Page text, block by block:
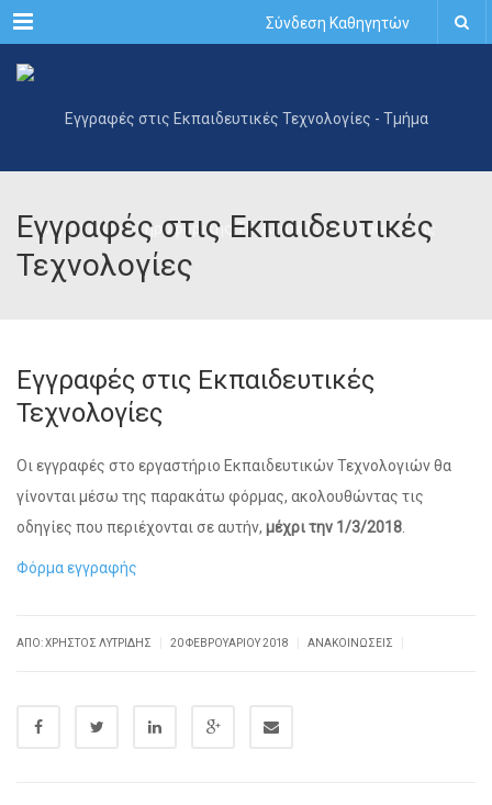
Menu Σύνδεση Καθηγητών
Εγγραφές στις Εκπαιδευτικές
Τεχνολογίες
Εγγραφές στις Εκπαιδευτικές
Τεχνολογίες
Οι εγγραφές στο εργαστήριο Εκπαιδευτικών Τεχνολογιών θα
γίνονται μέσω της παρακάτω φόρμας, ακολουθώντας τις
οδηγίες που περιέχονται σε αυτήν, μέχρι την 1/3/2018
Φόρμα εγγραφής
ΑΠΌ: ΧΡΉΣΤΟΣ ΛΥΤΡΊΔΗΣ 20 ΦΕΒΡΟΥΑΡΊΟΥ 2018 ΑΝΑΚΟΙΝΏΣΕΙΣ